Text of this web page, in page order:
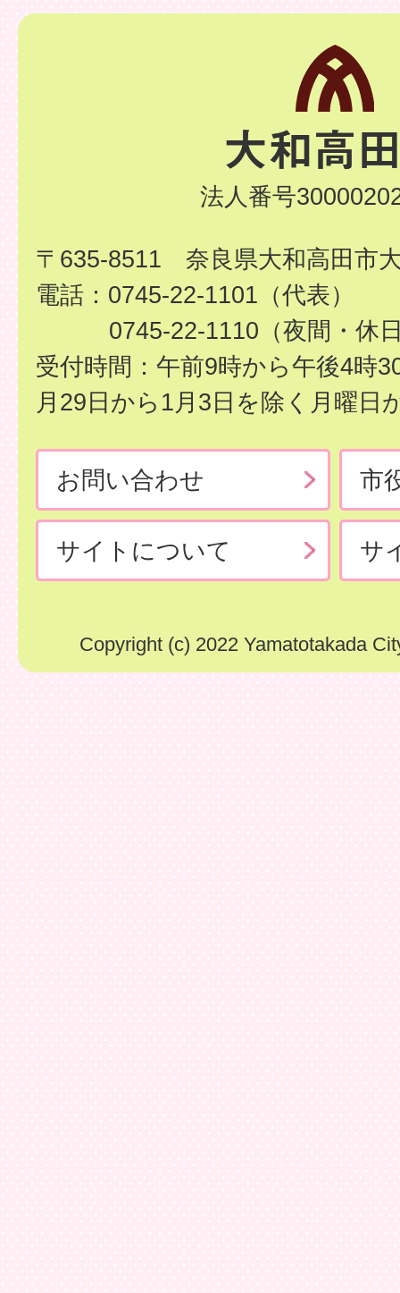
法人番号
〒635-8511 奈良県大和高田市
電話：0745-22-1101（代表）
0745-22-1110（夜間・休
受付時間：午前9時から午後4時
月29日から1月3日を除く月曜日
お問い合わせ 市
サイトについて サ
Copyright (c) 2022 Yamatotakada